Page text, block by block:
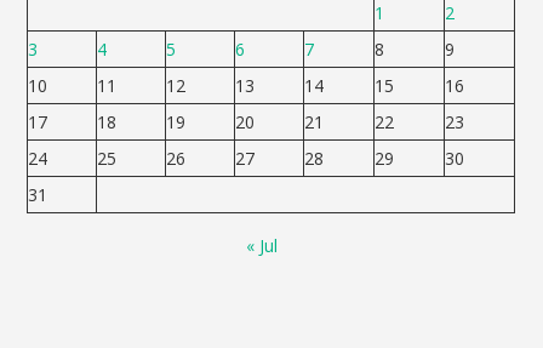
1
2
3
4 5 6 7 8
9
10
11 12 13 14 15
16
17
18 19 20 21 22
23
24
25 26 27 28 29
30
31
« Jul